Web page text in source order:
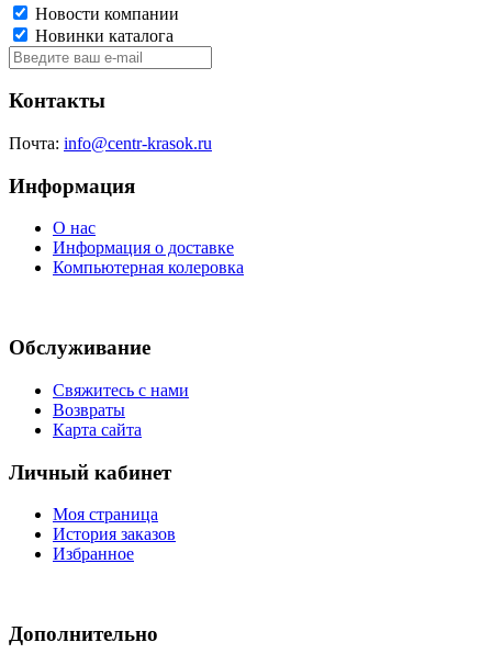
Новости компании
Новинки каталога
Контакты
Почта: info@centr-krasok.ru
Информация
О нас
Информация о доставке
Компьютерная колеровка
Обслуживание
Свяжитесь с нами
Возвраты
Карта сайта
Личный кабинет
Моя страница
История заказов
Избранное
Дополнительно